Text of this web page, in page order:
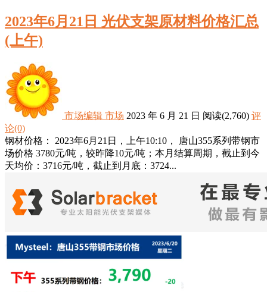
2023年6月21日 光伏支架原材料价格汇总
(上午)
市场编辑 市场 2023 年 6 月 21 日 阅读(2,760) 评
论(0)
钢材价格： 2023年6月21日，上午10:10， 唐山355系列带钢市
场价格 3780元/吨，较昨降10元/吨；本月结算周期，截止到今
天均价：3716元/吨，截止到月底：3724...